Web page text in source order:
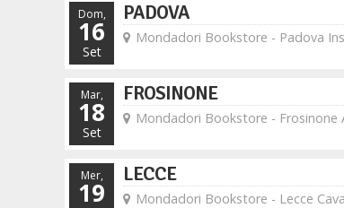
Dom,
16
Set
PADOVA
Mondadori Bookstore - Padova
Mar,
18
Set
FROSINONE
Mondadori Bookstore - Frosinone
Mer,
19
LECCE
Mondadori Bookstore - Lecce